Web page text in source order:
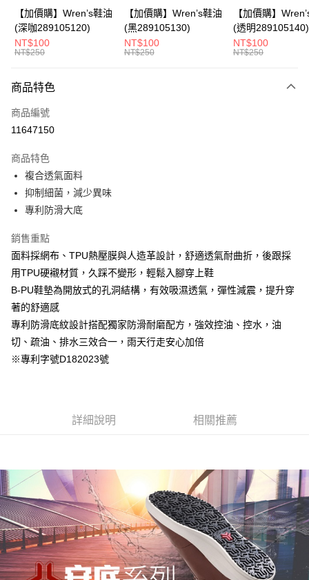
全盈+PAY
ATM付款
宅配
每筆NT$80，滿NT$990(含以上)免運費
付款後門市自取
每筆NT$80，滿NT$699(含以上)免運費
跨境配送 港澳、新馬
【加價購】Wren’s鞋油
(深咖289105120)
NT$100
NT$250
【加價購】Wren’s鞋油
(黑289105130)
NT$100
NT$250
【加價購】
(透明289105140)
NT$100
NT$250
商品特色
商品編號
11647150
商品特色
複合透氣面料
抑制細菌，減少異味
專利防滑大底
銷售重點
面料採網布、TPU熱壓膜與人造革設計，舒適透氣耐曲折，後跟採
用TPU硬襯材質，久踩不變形，輕鬆入腳穿上鞋
B-PU鞋墊為開放式的孔洞結構，有效吸濕透氣，彈性減震，提升穿
著的舒適感
專利防滑底紋設計搭配獨家防滑耐磨配方，強效控油、控水，油
切、疏油、排水三效合一，雨天行走安心加倍
※專利字號D182023號
詳細說明 相關推薦